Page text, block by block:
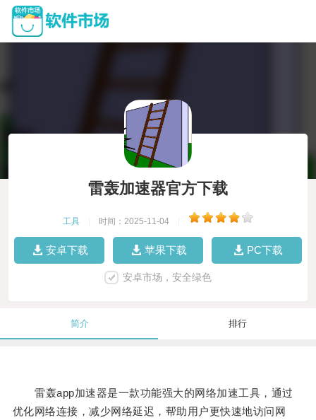
雷轰加速器官方下载
工具 时间：2025-11-04
安卓下载 苹果下载 PC下载
安卓市场，安全绿色
简介 排行
雷轰app加速器是一款功能强大的网络加速工具，通过
优化网络连接，减少网络延迟，帮助用户更快速地访问网